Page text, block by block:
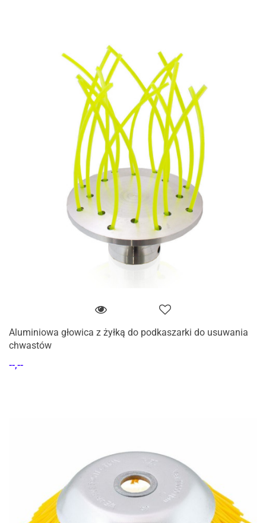
Aluminiowa głowica z żyłką do podkaszarki do usuwania
chwastów
--,--